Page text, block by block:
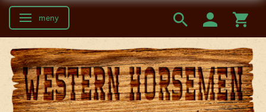
Ändra navigering
meny